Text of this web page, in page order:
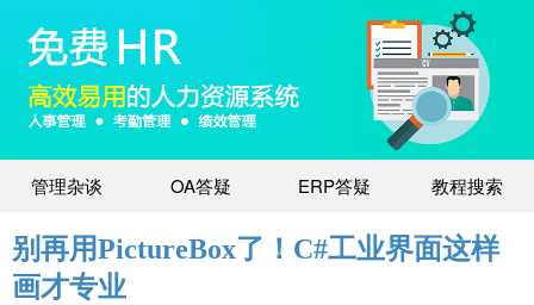
管理杂谈 OA答疑 ERP答疑 教程搜索
别再用PictureBox了！C#工业界面这样
画才专业